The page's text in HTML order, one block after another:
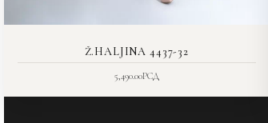
Ž.HALJINA 4437-32
5,490.00РСД